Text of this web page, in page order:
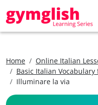
Home
Online Italian
Basic Italian
Illuminare la via